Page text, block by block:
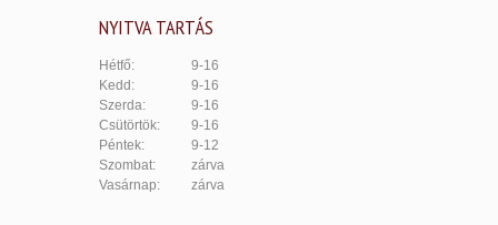
NYITVA TARTÁS
Hétfő:
9-16
Kedd:
9-16
Szerda:
9-16
Csütörtök:
9-16
Péntek:
9-12
Szombat:
zárva
Vasárnap:
zárva